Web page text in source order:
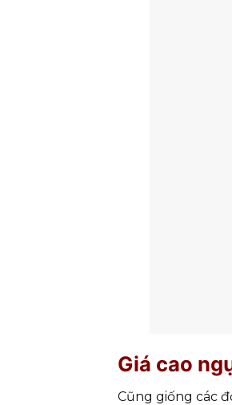
Giá cao
Cũng giống các